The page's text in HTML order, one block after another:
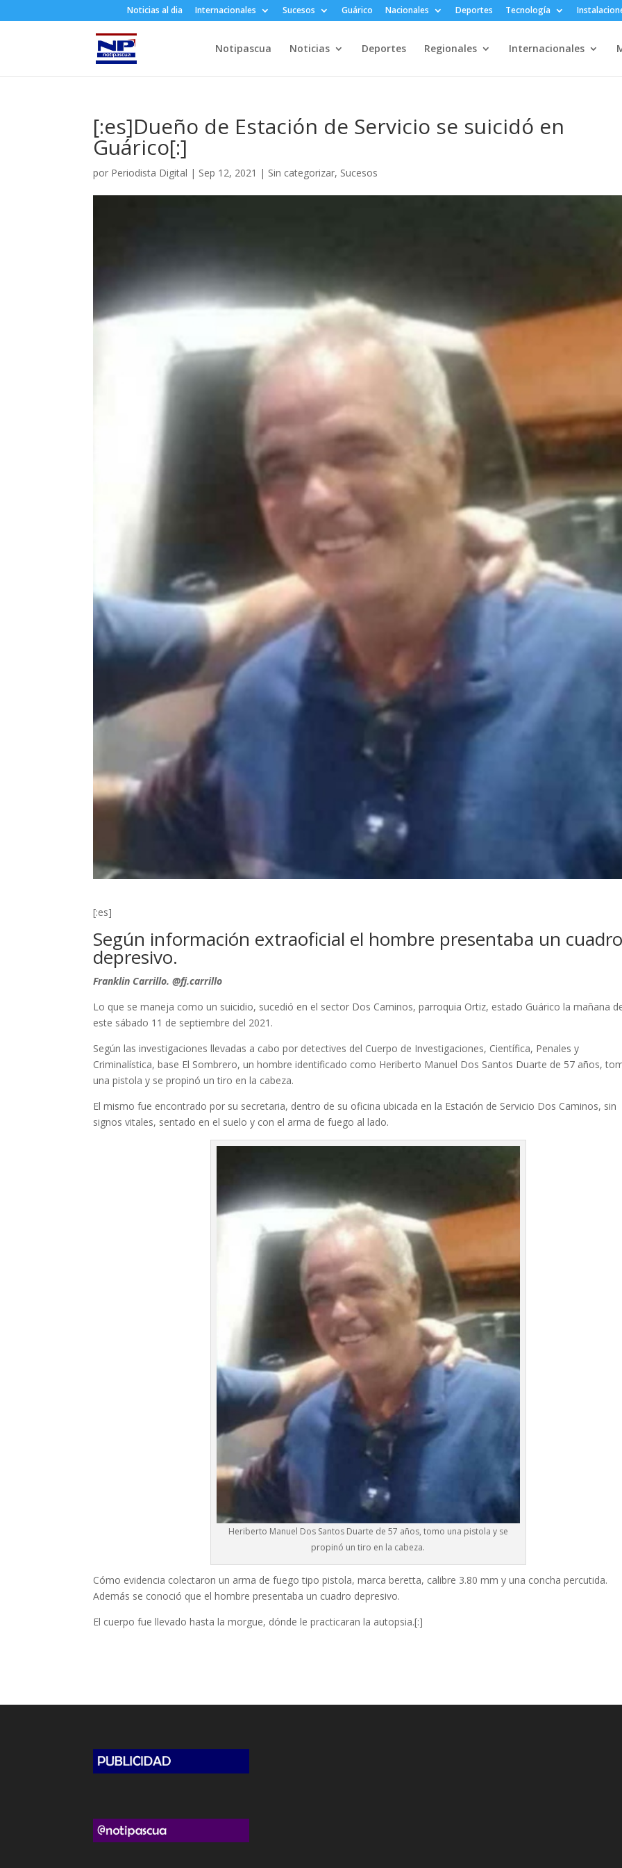
Noticias al dia Internacionales Sucesos Guárico Nacionales Deportes Tecnología
Notipascua Noticias Deportes Regionales Internacionales
[:es]Dueño de Estación de Servicio se suicidó en
Guárico[:]
por Periodista Digital | Sep 12, 2021 | Sin categorizar, Sucesos
[:es]
Según información extraoficial el hombre presentaba un cuadro
depresivo.
Franklin Carrillo. @fj.carrillo
Lo que se maneja como un suicidio, sucedió en el sector Dos Caminos, parroquia Ortiz, estado Guárico la mañana
este sábado 11 de septiembre del 2021.
Según las investigaciones llevadas a cabo por detectives del Cuerpo de Investigaciones, Científica, Penales y
Criminalística, base El Sombrero, un hombre identificado como Heriberto Manuel Dos Santos Duarte de 57 años,
una pistola y se propinó un tiro en la cabeza.
El mismo fue encontrado por su secretaria, dentro de su oficina ubicada en la Estación de Servicio Dos Caminos, sin
signos vitales, sentado en el suelo y con el arma de fuego al lado.
Heriberto Manuel Dos Santos Duarte de 57 años, tomo una pistola y se
propinó un tiro en la cabeza.
Cómo evidencia colectaron un arma de fuego tipo pistola, marca beretta, calibre 3.80 mm y una concha percutida.
Además se conoció que el hombre presentaba un cuadro depresivo.
El cuerpo fue llevado hasta la morgue, dónde le practicaran la autopsia.[:]